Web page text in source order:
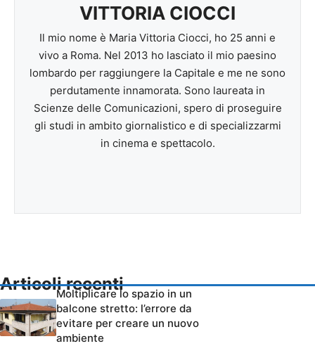
VITTORIA CIOCCI
Il mio nome è Maria Vittoria Ciocci, ho 25 anni e
vivo a Roma. Nel 2013 ho lasciato il mio paesino
lombardo per raggiungere la Capitale e me ne sono
perdutamente innamorata. Sono laureata in
Scienze delle Comunicazioni, spero di proseguire
gli studi in ambito giornalistico e di specializzarmi
in cinema e spettacolo.
Articoli recenti
Moltiplicare lo spazio in un
balcone stretto: l’errore da
evitare per creare un nuovo
ambiente